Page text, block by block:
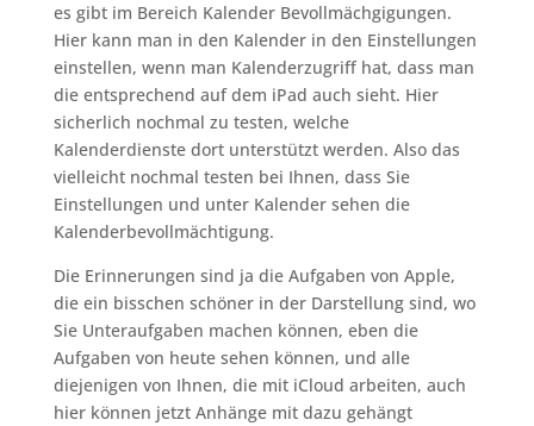
es gibt im Bereich Kalender Bevollmächgigungen.
Hier kann man in den Kalender in den Einstellungen
einstellen, wenn man Kalenderzugriff hat, dass man
die entsprechend auf dem iPad auch sieht. Hier
sicherlich nochmal zu testen, welche
Kalenderdienste dort unterstützt werden. Also das
vielleicht nochmal testen bei Ihnen, dass Sie
Einstellungen und unter Kalender sehen die
Kalenderbevollmächtigung.
Die Erinnerungen sind ja die Aufgaben von Apple,
die ein bisschen schöner in der Darstellung sind, wo
Sie Unteraufgaben machen können, eben die
Aufgaben von heute sehen können, und alle
diejenigen von Ihnen, die mit iCloud arbeiten, auch
hier können jetzt Anhänge mit dazu gehängt